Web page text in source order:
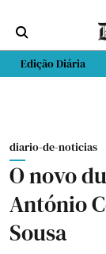
Edição Diária
diario-de-noticias
O novo
António
Sousa